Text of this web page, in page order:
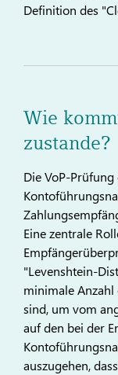
Definition des
Wie
zustande?
Die VoP-
Eine zentrale
"Levenshtein-
minimale
sind, um vom
auf den bei der
auszugehen,